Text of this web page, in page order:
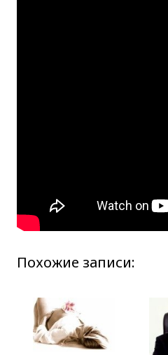
Похожие записи: